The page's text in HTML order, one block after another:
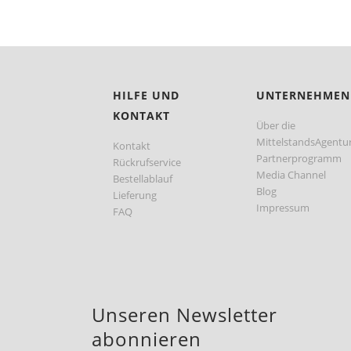
HILFE UND
KONTAKT
Kontakt
Rückrufservice
Bestellablauf
Lieferung
FAQ
UNTERNEHMEN
Über die
Partnerprogramm
Media Channel
Blog
Impressum
Unseren Newsletter
abonnieren